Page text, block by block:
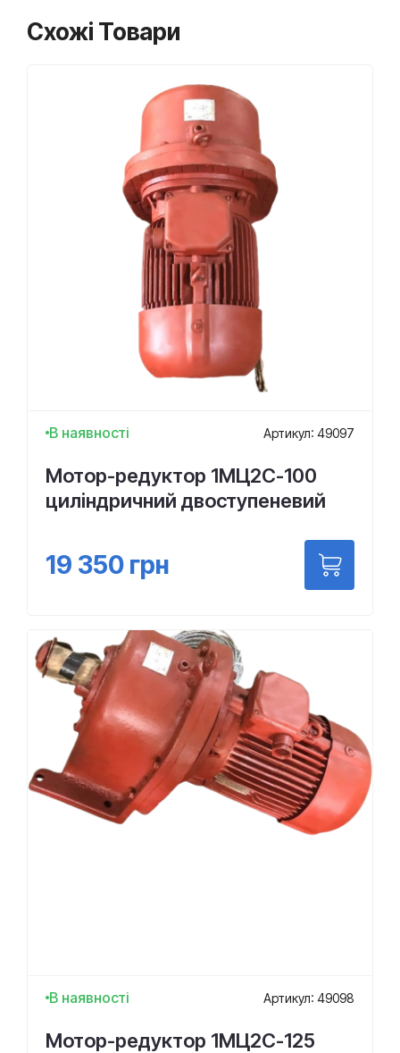
Схожі Товари
В наявності Артикул: 49097
Мотор-редуктор 1МЦ2С-100
циліндричний двоступеневий
19 350 грн
В наявності Артикул: 49098
Мотор-редуктор 1МЦ2С-125